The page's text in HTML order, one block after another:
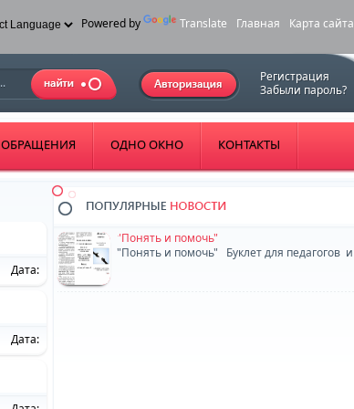
Powered by Translate Главная Карта сайта
Регистрация
Забыли пароль?
ОБРАЩЕНИЯ ОДНО ОКНО КОНТАКТЫ
Дата:
Дата: